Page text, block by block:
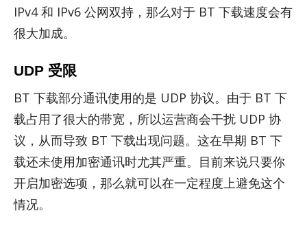
IPv4 和 IPv6 公网双持，那么对于 BT 下载速度会有
很大加成。
UDP 受限
BT 下载部分通讯使用的是 UDP 协议。由于 BT 下
载占用了很大的带宽，所以运营商会干扰 UDP 协
议，从而导致 BT 下载出现问题。这在早期 BT 下
载还未使用加密通讯时尤其严重。目前来说只要你
开启加密选项，那么就可以在一定程度上避免这个
情况。